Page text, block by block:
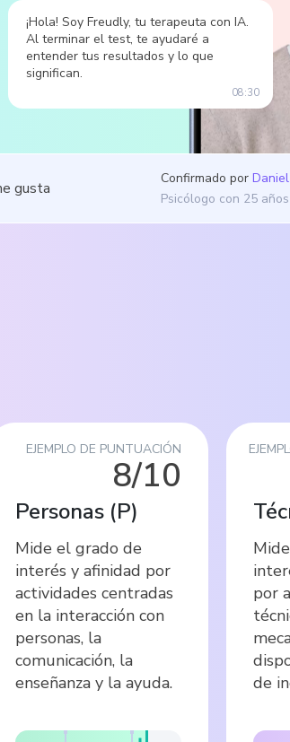
¡Hola! Soy Freudly, tu terapeuta con IA.
Al terminar el test, te ayudaré a
entender tus resultados y lo que
significan.
08:30
gusta
Confirmado por
Psicólogo con 25
EJEMPLO DE PUNTUACIÓN
8/10
Personas (P)
Mide el grado de
interés y afinidad por
actividades centradas
en la interacción con
personas, la
comunicación, la
enseñanza y la ayuda.
por
de